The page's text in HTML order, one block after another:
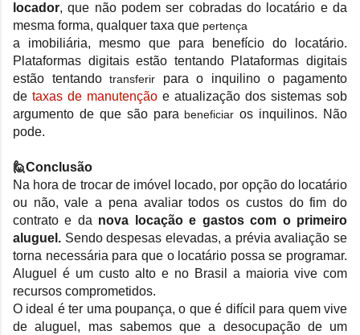
locador, que não podem ser cobradas do locatário e da
mesma forma, qualquer taxa que pertença
a imobiliária, mesmo que para benefício do locatário.
Plataformas digitais estão tentando Plataformas digitais
estão tentandotransferir para o inquilino o pagamento
de taxas de manutenção e atualização dos sistemas sob
argumento de que são para beneficiar os inquilinos. Não
pode.
🙋Conclusão
Na hora de trocar de imóvel locado, por opção do locatário
ou não, vale a pena avaliar todos os custos do fim do
contrato e da nova locação e gastos com o primeiro
aluguel. Sendo despesas elevadas, a prévia avaliação se
torna necessária para que o locatário possa se programar.
Aluguel é um custo alto e no Brasil a maioria vive com
recursos comprometidos.
O ideal é ter uma poupança, o que é difícil para quem vive
de aluguel, mas sabemos que a desocupação de um